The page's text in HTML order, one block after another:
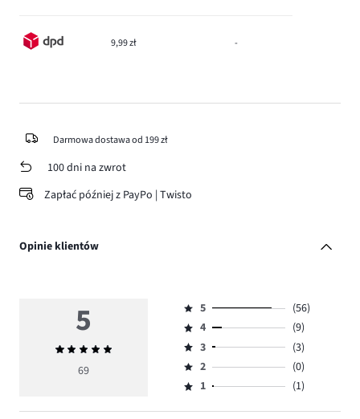
9,99 zł -
Darmowa dostawa od 199 zł
100 dni na zwrot
Zapłać później z PayPo | Twisto
Opinie klientów
5
Średnia
ocena
69
Ocena
5,
ilość
głosów
56.
5
(56)
Ocena
4,
ilość
głosów
4
(9)
Ocena
3,
ilość
3
(3)
Ocena
2,
2
(0)
Ocena
1,
1 (1)